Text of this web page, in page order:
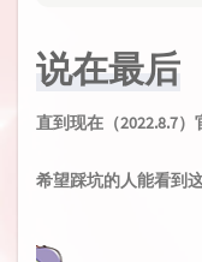
说在最后
直到现在（2022.8.7
希望踩坑的人能看到